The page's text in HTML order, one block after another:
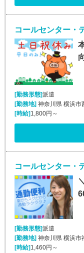
[勤務形態]派遣
[勤務地] 神奈川県 横浜市
[時給] 1,800円～
[勤務形態]派遣
[勤務地] 神奈川県 横浜市
[時給] 1,460円～